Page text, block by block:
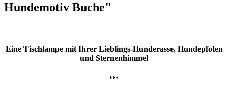
Hundemotiv Buche"
Eine Tischlampe mit Ihrer Lieblings-Hunderasse, Hundepfoten
und Sternenhimmel
***